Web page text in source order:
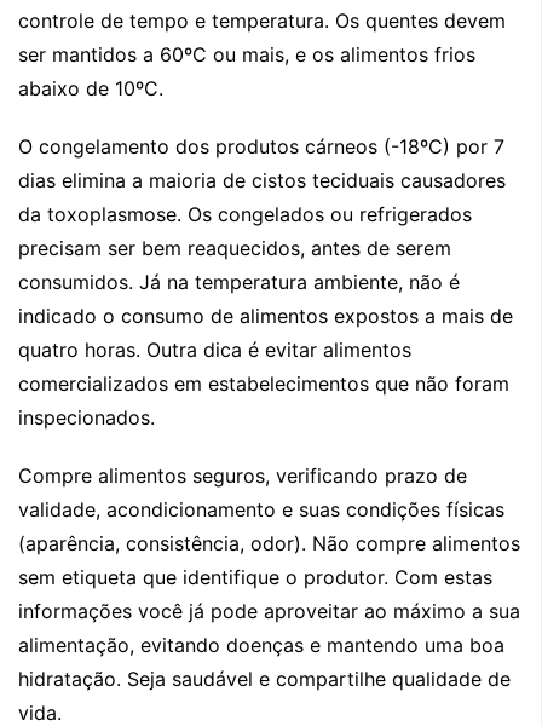
controle de tempo e temperatura. Os quentes devem
ser mantidos a 60ºC ou mais, e os alimentos frios
abaixo de 10ºC.
O congelamento dos produtos cárneos (-18ºC) por 7
dias elimina a maioria de cistos teciduais causadores
da toxoplasmose. Os congelados ou refrigerados
precisam ser bem reaquecidos, antes de serem
consumidos. Já na temperatura ambiente, não é
indicado o consumo de alimentos expostos a mais de
quatro horas. Outra dica é evitar alimentos
comercializados em estabelecimentos que não foram
inspecionados.
Compre alimentos seguros, verificando prazo de
validade, acondicionamento e suas condições físicas
(aparência, consistência, odor). Não compre alimentos
sem etiqueta que identifique o produtor. Com estas
informações você já pode aproveitar ao máximo a sua
alimentação, evitando doenças e mantendo uma boa
hidratação. Seja saudável e compartilhe qualidade de
vida.